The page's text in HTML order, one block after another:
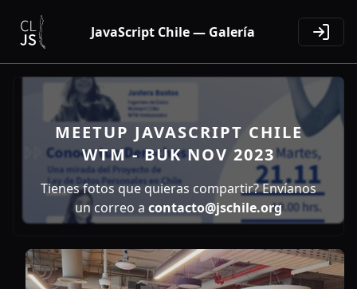
JavaScript Chile — Galería
MEETUP JAVASCRIPT CHILE
WTM - BUK NOV 2023
Tienes fotos que quieras compartir? Envíanos
un correo a contacto@jschile.org